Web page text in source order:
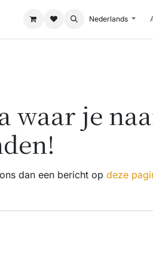
Nederlands
waar je
dan een bericht op deze